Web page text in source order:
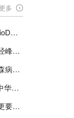
多
从DNA设计到药物创新：Signals BioDesign如何重塑分子生物学研发生态！
贝克曼库尔特连续三年荣获中国财经峰会三项大奖！
士泽生物通用型细胞新药治疗帕金森病注册临床II期全部入组完成！
DePuy Synthes将携全产品线亮相中华医学会运动医疗分会大会，加码布局中国运动医学创新赛道！
【人工耳蜗技术解读】不止听见，更要听见未来 ---- 智能耳蜗，开启人工耳蜗技术新纪元！